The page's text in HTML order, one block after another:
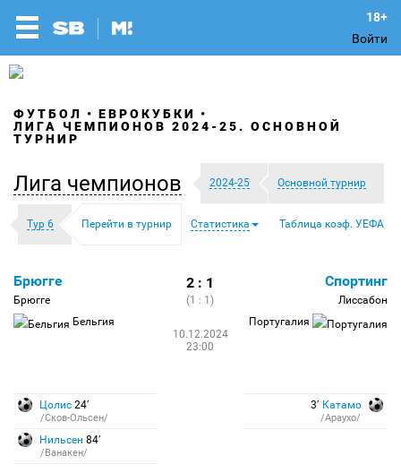
Войти
ФУТБОЛ
ЕВРОКУБКИ
ЛИГА ЧЕМПИОНОВ 2024-25. ОСНОВНОЙ
ТУРНИР
Лига чемпионов 2024-25 Основной турнир
Тур 6 Перейти в турнир Статистика Таблица коэф. УЕФА
Брюгге
Брюгге
Бельгия
2 : 1
(1 : 1)
10.12.2024
23:00
Спортинг
Лиссабон
Португалия
Цолис 24′
/Сков-Ольсен/
Нильсен 84′
/Ванакен/
3′ Катамо
/Араухо/